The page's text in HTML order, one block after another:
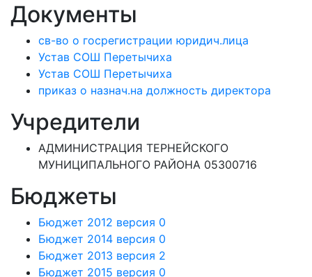
Документы
св-во о госрегистрации юридич.лица
Устав СОШ Перетычиха
Устав СОШ Перетычиха
приказ о назнач.на должность директора
Учредители
АДМИНИСТРАЦИЯ ТЕРНЕЙСКОГО
МУНИЦИПАЛЬНОГО РАЙОНА 05300716
Бюджеты
Бюджет 2012 версия 0
Бюджет 2014 версия 0
Бюджет 2013 версия 2
Бюджет 2015 версия 0